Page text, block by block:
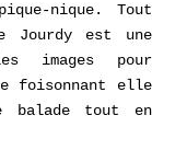
nique. Tout
Jourdy est une
images pour
foisonnant elle
balade tout en